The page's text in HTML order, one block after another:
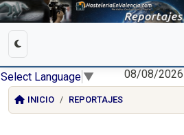
Select Language ▼ 08/08/2026
INICIO REPORTAJES